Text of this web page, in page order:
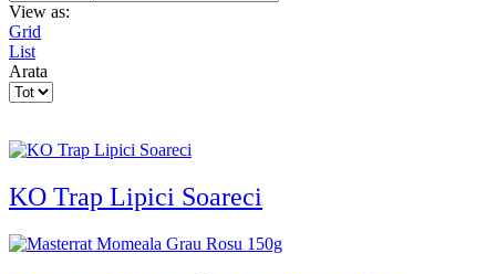
View as:
Grid
List
Arata
Products
KO Trap Lipici Soareci